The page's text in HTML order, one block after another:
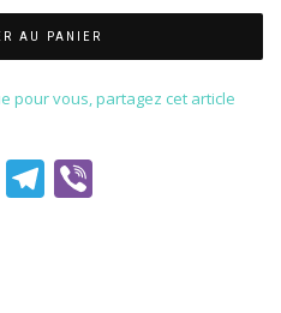
AU PANIER
pour vous, partagez cet article
WhatsApp
Telegram